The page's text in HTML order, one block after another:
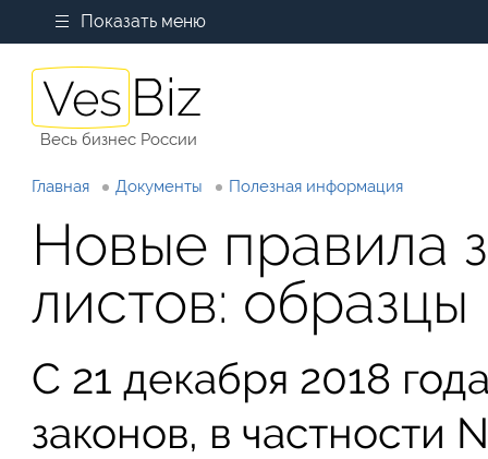
Показать меню
Весь бизнес России
Главная Документы Полезная информация
Новые правила
листов:
С 21 декабря 2018
законов, в частности